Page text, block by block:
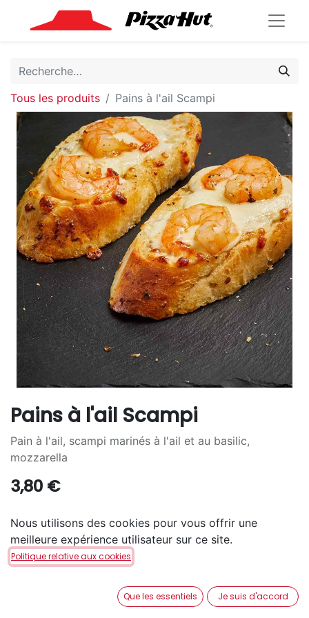
Tous les produits Pains à l'ail Scampi
Pains à l'ail Scampi
Pain à l'ail, scampi marinés à l'ail et au basilic,
mozzarella
3,80 €
QUANTITÉ
2 4 + 2,70€ 6 + 4,50€
Nous utilisons des cookies pour vous offrir une
meilleure expérience utilisateur sur ce site.
Politique relative aux cookies
Que les essentiels Je suis d'accord